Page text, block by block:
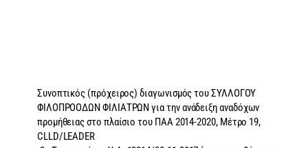
Συνοπτικός (πρόχειρος) διαγωνισμός του ΣΥΛΛΟΓΟΥ
ΦΙΛΟΠΡΟΟΔΩΝ ΦΙΛΙΑΤΡΩΝ για την ανάδειξη αναδόχων
προμήθειας στο πλαίσιο του ΠΑΑ 2014-2020, Μέτρο 19,
CLLD/LEADER